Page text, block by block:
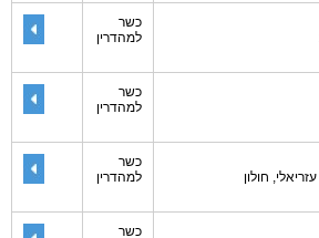
כשר
למהדרין
כשר
למהדרין
כשר
למהדרין
כשר